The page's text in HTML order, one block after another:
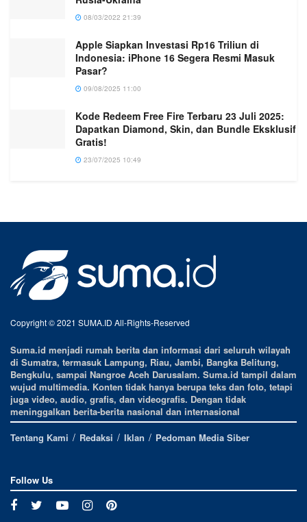
08/03/2022 21:39
Apple Siapkan Investasi Rp16 Triliun di
Indonesia: iPhone 16 Segera Resmi Masuk
Pasar?
09/08/2025 11:00
Kode Redeem Free Fire Terbaru 23 Juli 2025:
Dapatkan Diamond, Skin, dan Bundle Eksklusif
Gratis!
23/07/2025 10:49
Copyright © 2021 SUMA.ID All-Rights-Reserved
Suma.id menjadi rumah berita dan informasi dari seluruh wilayah
di Sumatra, termasuk Lampung, Riau, Jambi, Bangka Belitung,
Bengkulu, sampai Nangroe Aceh Darusalam. Suma.id tampil dalam
wujud multimedia. Konten tidak hanya berupa teks dan foto, tetapi
juga video, audio, grafis, dan videografis. Dengan tidak
meninggalkan berita-berita nasional dan internasional
Tentang Kami
Redaksi Iklan Pedoman Media Siber
Follow Us